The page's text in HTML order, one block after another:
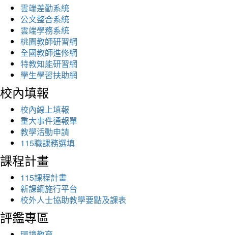
雲端差勤系統
公文整合系統
雲端學務系統
桃園教師研習網
全國教師進修網
特教知能研習網
學生學習扶助網
校內填報
校內線上填報
重大事件通報單
教學活動申請
115職課務選填
課程計畫
115課程計畫
新課綱施行平台
校外人士協助教學要點及課表
評鑑專區